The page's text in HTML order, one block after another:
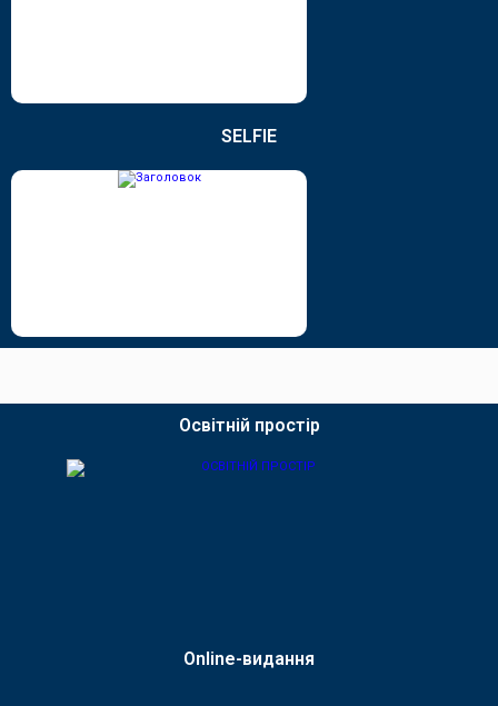
SELFIE
Освітній простір
Online-видання